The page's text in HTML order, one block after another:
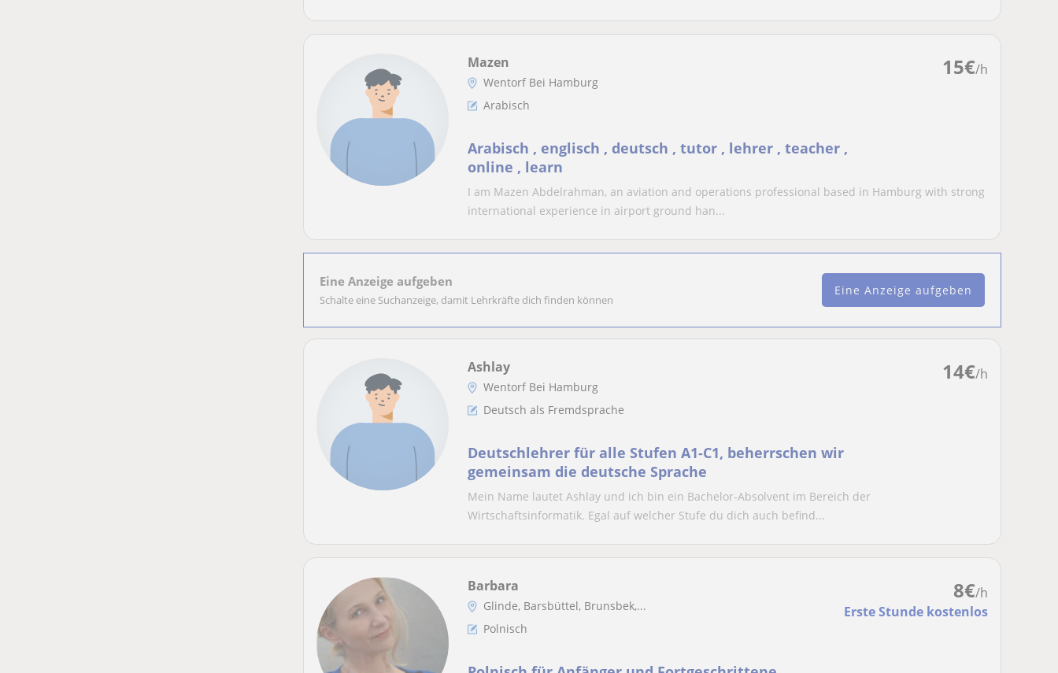
15€/h
Mazen
Wentorf Bei Hamburg
Arabisch
Arabisch , englisch , deutsch , tutor , lehrer , teacher ,
online , learn
I am Mazen Abdelrahman, an aviation and operations professional based in Hamburg with strong
international experience in airport ground han...
Eine Anzeige aufgeben
Schalte eine Suchanzeige, damit Lehrkräfte dich finden können
Eine Anzeige aufgeben
14€/h
Ashlay
Wentorf Bei Hamburg
Deutsch als Fremdsprache
Deutschlehrer für alle Stufen A1-C1, beherrschen wir
gemeinsam die deutsche Sprache
Mein Name lautet Ashlay und ich bin ein Bachelor-Absolvent im Bereich der
Wirtschaftsinformatik. Egal auf welcher Stufe du dich auch befind...
8€/h
Erste Stunde kostenlos
Barbara
Glinde, Barsbüttel, Brunsbek,...
Polnisch